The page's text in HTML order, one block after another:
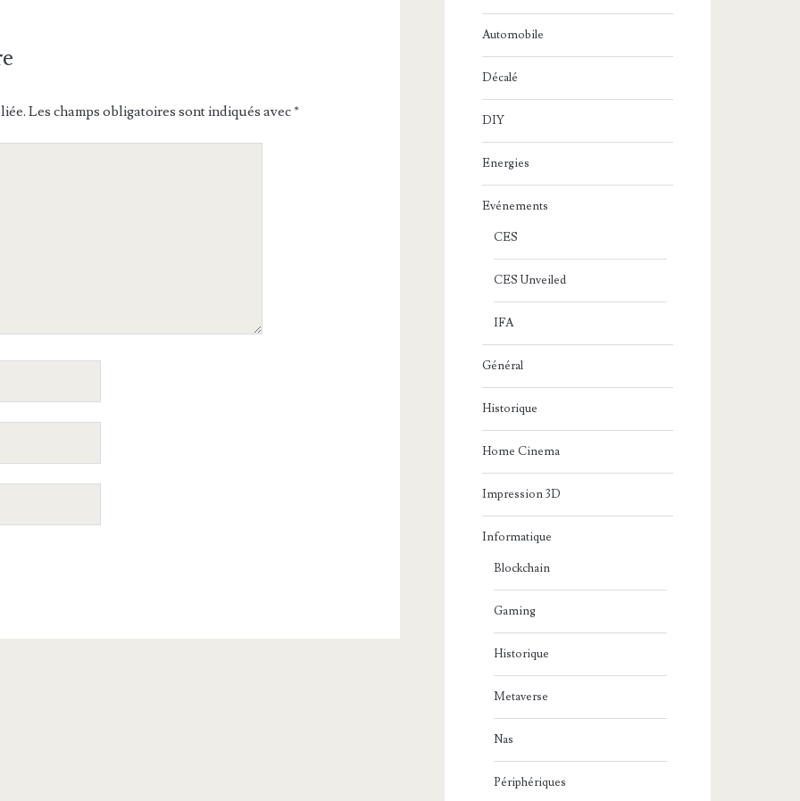
Les champs obligatoires sont indiqués avec*
Automobile
Décalé
DIY
Energies
Evénements
CES
CES Unveiled
IFA
Général
Historique
Home Cinema
Impression 3D
Informatique
Blockchain
Gaming
Historique
Metaverse
Nas
Périphériques